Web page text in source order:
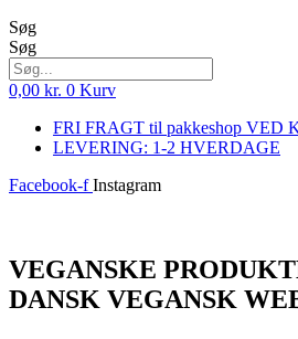
Søg
Søg
0,00 kr. 0 Kurv
FRI FRAGT til pakkeshop VED
LEVERING: 1-2 HVERDAGE
Facebook-f Instagram
VEGANSKE
DANSK VEGANSK